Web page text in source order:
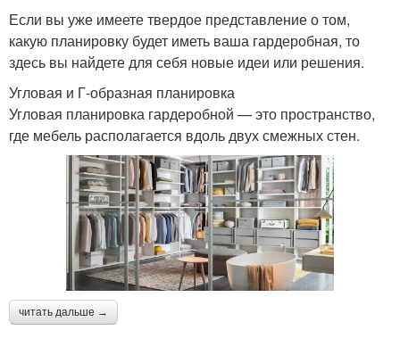
Если вы уже имеете твердое представление о том,
какую планировку будет иметь ваша гардеробная, то
здесь вы найдете для себя новые идеи или решения.
Угловая и Г-образная планировка
Угловая планировка гардеробной — это пространство,
где мебель располагается вдоль двух смежных стен.
читать дальше →